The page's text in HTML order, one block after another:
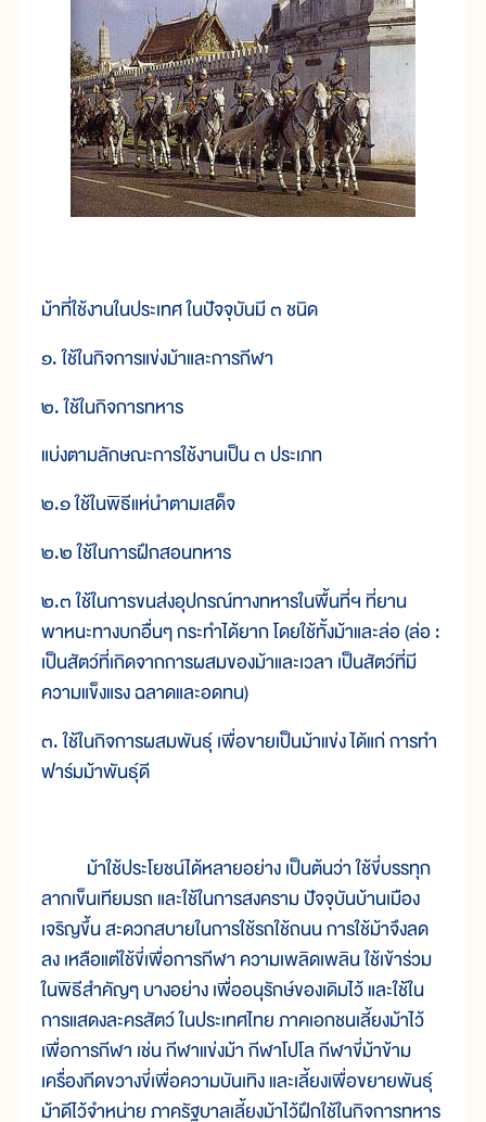
ม้าที่ใช้งานในประเทศ ในปัจจุบันมี ๓ ชนิด
๑. ใช้ในกิจการแข่งม้าและการกีฬา
๒. ใช้ในกิจการทหาร
แบ่งตามลักษณะการใช้งานเป็น ๓ ประเภท
๒.๑ ใช้ในพิธีแห่นำตามเสด็จ
๒.๒ ใช้ในการฝึกสอนทหาร
๒.๓ ใช้ในการขนส่งอุปกรณ์ทางทหารในพื้นที่ฯ ที่ยาน
พาหนะทางบกอื่นๆ กระทำได้ยาก โดยใช้ทั้งม้าและล่อ (ล่อ :
เป็นสัตว์ที่เกิดจากการผสมของม้าและเวลา เป็นสัตว์ที่มี
ความแข็งแรง ฉลาดและอดทน)
๓. ใช้ในกิจการผสมพันธุ์ เพื่อขายเป็นม้าแข่ง ได้แก่ การทำ
ฟาร์มม้าพันธุ์ดี
ม้าใช้ประโยชน์ได้หลายอย่าง เป็นต้นว่า ใช้ขี่บรรทุก
ลากเข็นเทียมรถ และใช้ในการสงคราม ปัจจุบันบ้านเมือง
เจริญขึ้น สะดวกสบายในการใช้รถใช้ถนน การใช้ม้าจึงลด
ลง เหลือแต่ใช้ขี่เพื่อการกีฬา ความเพลิดเพลิน ใช้เข้าร่วม
ในพิธีสำคัญๆ บางอย่าง เพื่ออนุรักษ์ของเดิมไว้ และใช้ใน
การแสดงละครสัตว์ ในประเทศไทย ภาคเอกชนเลี้ยงม้าไว้
เพื่อการกีฬา เช่น กีฬาแข่งม้า กีฬาโปโล กีฬาขี่ม้าข้าม
เครื่องกีดขวางขี่เพื่อความบันเทิง และเลี้ยงเพื่อขยายพันธุ์
ม้าดีไว้จำหน่าย ภาครัฐบาลเลี้ยงม้าไว้ฝึกใช้ในกิจการทหาร